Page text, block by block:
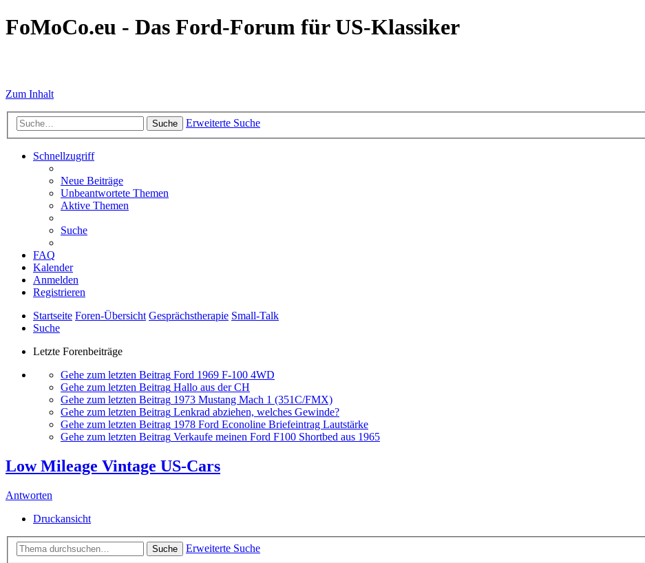
FoMoCo.eu - Das Ford-Forum für US-Klassiker
Zum Inhalt
Suche Erweiterte Suche
Schnellzugriff
Neue Beiträge
Unbeantwortete Themen
Aktive Themen
Suche
FAQ
Kalender
Anmelden
Registrieren
Startseite Foren-Übersicht Gesprächstherapie Small-Talk
Suche
Letzte Forenbeiträge
Gehe zum letzten Beitrag Ford 1969 F-100 4WD
Gehe zum letzten Beitrag Hallo aus der CH
Gehe zum letzten Beitrag 1973 Mustang Mach 1 (351C/FMX)
Gehe zum letzten Beitrag Lenkrad abziehen, welches Gewinde?
Gehe zum letzten Beitrag 1978 Ford Econoline Briefeintrag Lautstärke
Gehe zum letzten Beitrag Verkaufe meinen Ford F100 Shortbed aus 1965
Low Mileage Vintage US-Cars
Antworten
Druckansicht
Suche
Erweiterte Suche